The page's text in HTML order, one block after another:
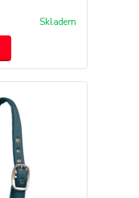
Skladem